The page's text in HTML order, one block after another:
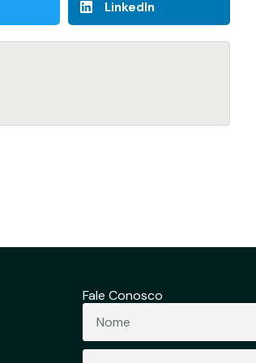
LinkedIn
Fale Conosco